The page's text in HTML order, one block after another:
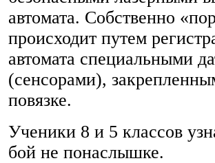
автомата. Собственно
происходит путем
автомата специальными
(сенсорами),
повязке.
Ученики 8 и 5 классов
бой не понаслышке.